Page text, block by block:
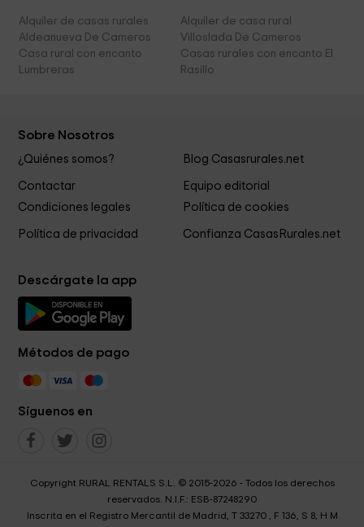
Alquiler de casas rurales
Aldeanueva De Cameros
Alquiler de casa rural
Villoslada De Cameros
Casa rural con encanto
Lumbreras
Casas rurales con encanto El
Rasillo
Sobre Nosotros
¿Quiénes somos? Blog Casasrurales.net
Contactar
Equipo editorial
Condiciones legales
Política de cookies
Política de privacidad Confianza CasasRurales.net
Descárgate la app
Métodos de pago
Síguenos en
Copyright RURAL RENTALS S.L. © 2015-2026 - Todos los derechos
reservados. N.I.F.: ESB-87248290
Inscrita en el Registro Mercantil de Madrid, T 33270 , F 136, S 8, H M